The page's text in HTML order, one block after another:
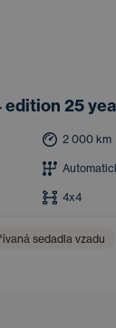
edition 25
2 000 km
4x4
sedadla vzadu